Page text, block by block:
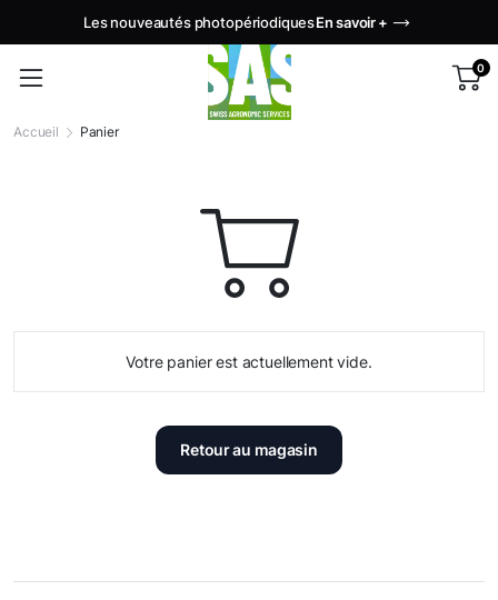
Les nouveautés photopériodiquesEn savoir +
0
Accueil Panier
Votre panier est actuellement vide.
Retour au magasin